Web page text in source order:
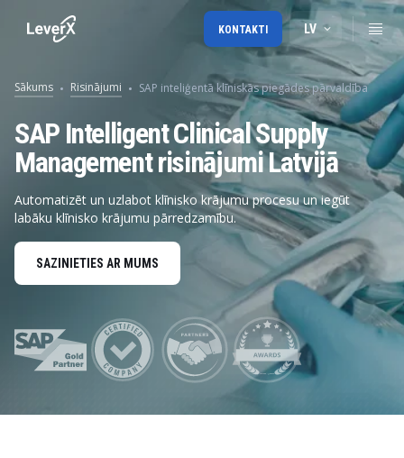
LV
KONTAKTI
Sākums Risinājumi SAP inteliģentā klīniskās piegādes pārvaldība
SAP Intelligent Clinical Supply
Management risinājumi Latvijā
Automatizēt un uzlabot klīnisko krājumu procesu un iegūt
labāku klīnisko krājumu pārredzamību.
SAZINIETIES AR MUMS